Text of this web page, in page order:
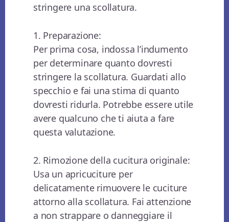
stringere una scollatura.
1. Preparazione:
Per prima cosa, indossa l’indumento
per determinare quanto dovresti
stringere la scollatura. Guardati allo
specchio e fai una stima di quanto
dovresti ridurla. Potrebbe essere utile
avere qualcuno che ti aiuta a fare
questa valutazione.
2. Rimozione della cucitura originale:
Usa un apricuciture per
delicatamente rimuovere le cuciture
attorno alla scollatura. Fai attenzione
a non strappare o danneggiare il